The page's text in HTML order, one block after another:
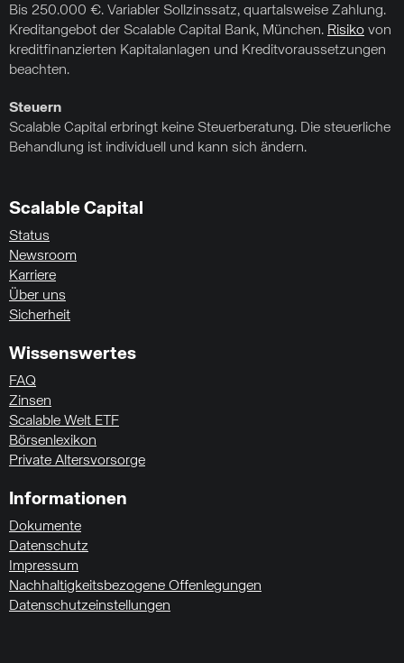
Bis 250.000 €. Variabler Sollzinssatz, quartalsweise Zahlung.
Kreditangebot der Scalable Capital Bank, München. Risiko von
kreditfinanzierten Kapitalanlagen und Kreditvoraussetzungen
beachten.
Steuern
Scalable Capital erbringt keine Steuerberatung. Die steuerliche
Behandlung ist individuell und kann sich ändern.
Scalable Capital
Status
Newsroom
Karriere
Über uns
Sicherheit
Wissenswertes
FAQ
Zinsen
Scalable Welt ETF
Börsenlexikon
Private Altersvorsorge
Informationen
Dokumente
Datenschutz
Impressum
Nachhaltigkeitsbezogene Offenlegungen
Datenschutzeinstellungen